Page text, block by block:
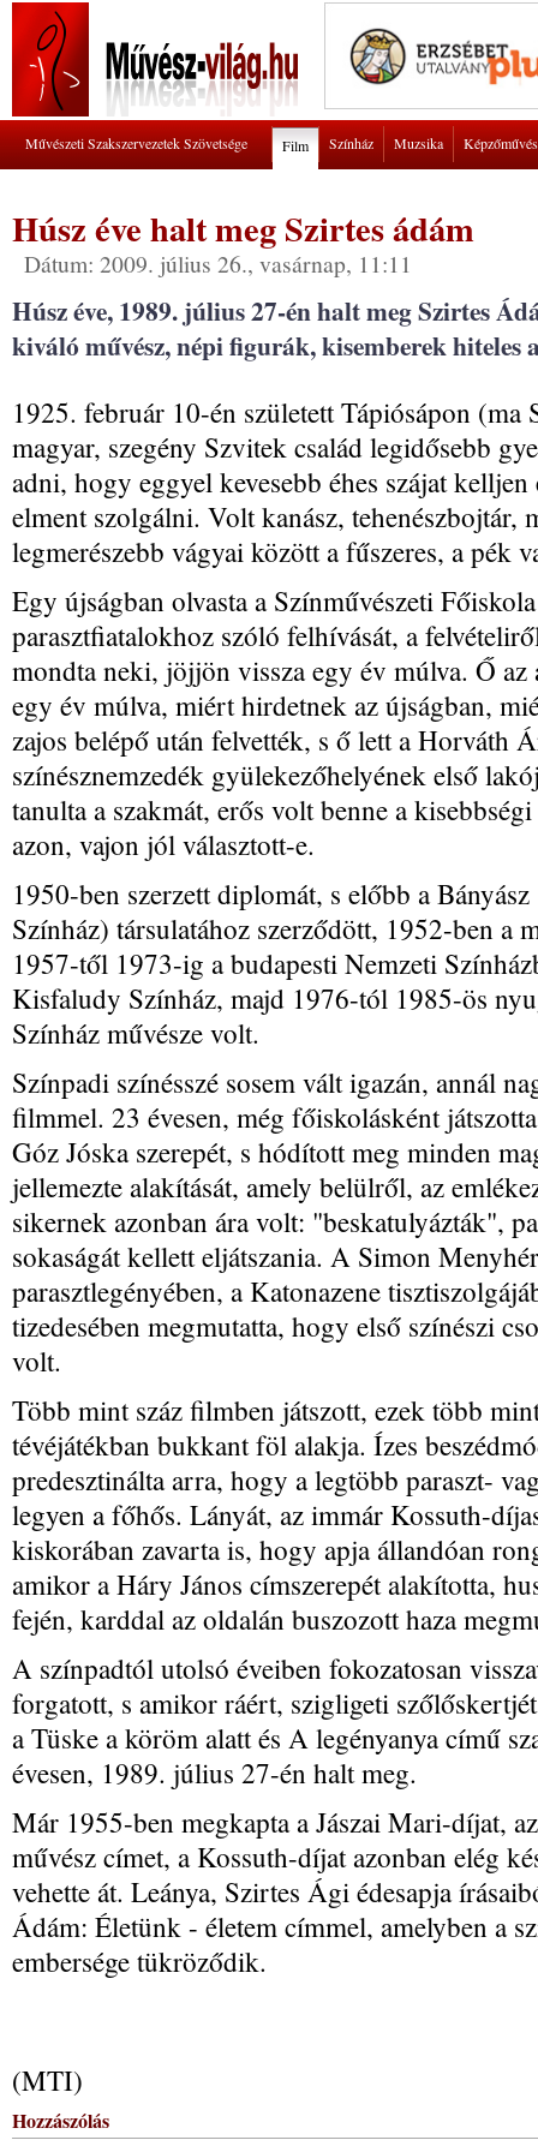
Művészeti Szakszervezetek Szövetsége Film Színház Muzsika
Húsz éve halt meg Szirtes ádám
Dátum: 2009. július 26., vasárnap, 11:11
Húsz éve, 1989. július 27-én halt meg Szirtes
kiváló művész, népi figurák, kisemberek hiteles
1925. február 10-én született Tápiósápon
magyar, szegény Szvitek család legidősebb
adni, hogy eggyel kevesebb éhes szájat
elment szolgálni. Volt kanász, tehenészbojtár,
legmerészebb vágyai között a fűszeres, a pék
Egy újságban olvasta a Színművészeti
parasztfiatalokhoz szóló felhívását, a
mondta neki, jöjjön vissza egy év múlva. Ő az
egy év múlva, miért hirdetnek az újságban,
zajos belépő után felvették, s ő lett a Horváth
színésznemzedék gyülekezőhelyének első
tanulta a szakmát, erős volt benne a
azon, vajon jól választott-e.
1950-ben szerzett diplomát, s előbb a
Színház) társulatához szerződött, 1952-ben a
1957-től 1973-ig a budapesti Nemzeti
Kisfaludy Színház, majd 1976-tól 1985-ös
Színház művésze volt.
Színpadi színésszé sosem vált igazán, annál
filmmel. 23 évesen, még főiskolásként
Góz Jóska szerepét, s hódított meg minden
jellemezte alakítását, amely belülről, az
sikernek azonban ára volt: "beskatulyázták",
sokaságát kellett eljátszania. A Simon
parasztlegényében, a Katonazene
tizedesében megmutatta, hogy első színészi
volt.
Több mint száz filmben játszott, ezek több
tévéjátékban bukkant föl alakja. Ízes
predesztinálta arra, hogy a legtöbb paraszt-
legyen a főhős. Lányát, az immár Kossuth-
kiskorában zavarta is, hogy apja állandóan
amikor a Háry János címszerepét alakította,
fején, karddal az oldalán buszozott haza
A színpadtól utolsó éveiben fokozatosan
forgatott, s amikor ráért, szigligeti
a Tüske a köröm alatt és A legényanya című
évesen, 1989. július 27-én halt meg.
Már 1955-ben megkapta a Jászai Mari-díjat,
művész címet, a Kossuth-díjat azonban elég
vehette át. Leánya, Szirtes Ági édesapja
Ádám: Életünk - életem címmel, amelyben a
embersége tükröződik.
(MTI)
Hozzászólás